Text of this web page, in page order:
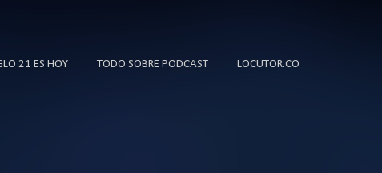
21 ES HOY TODO SOBRE PODCAST LOCUTOR.CO